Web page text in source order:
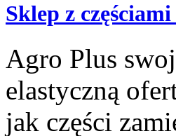
Sklep z
Agro Plus
elastyczną
jak części